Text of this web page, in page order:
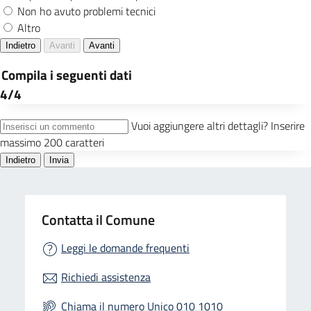
Contatta il Comune
Leggi le domande frequenti
Richiedi assistenza
Chiama il numero Unico 010 1010